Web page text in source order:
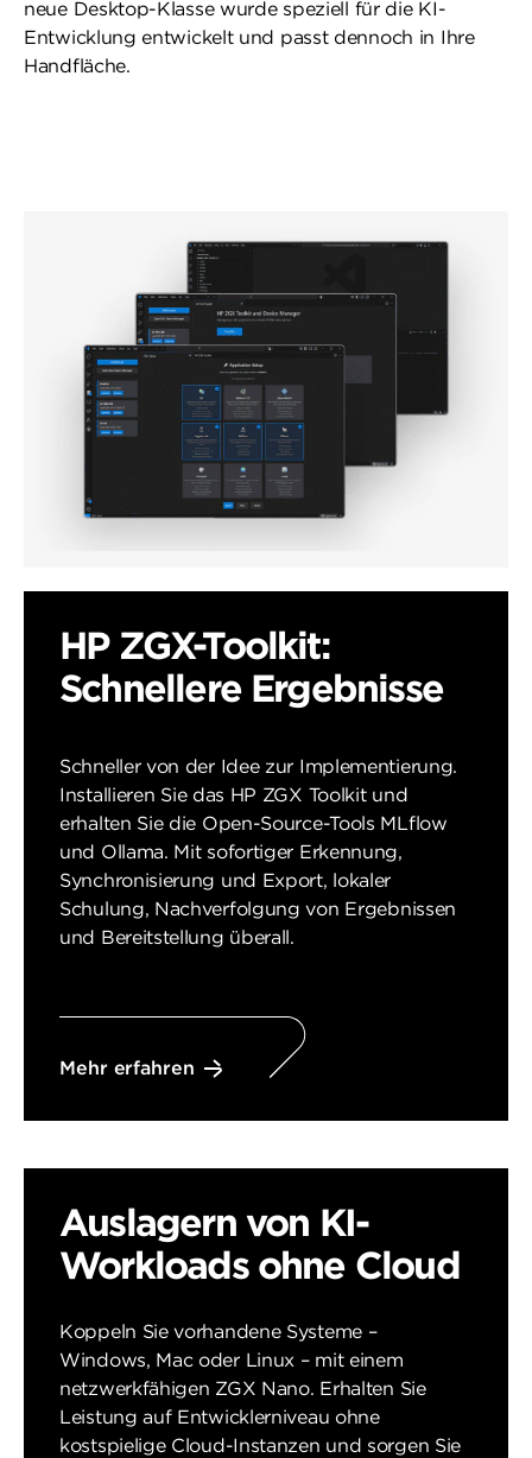
neue Desktop-Klasse wurde speziell für die KI-
Entwicklung entwickelt und passt dennoch in Ihre
Handfläche.
HP ZGX-Toolkit:
Schnellere Ergebnisse
Schneller von der Idee zur Implementierung.
Installieren Sie das HP ZGX Toolkit und
erhalten Sie die Open-Source-Tools MLflow
und Ollama. Mit sofortiger Erkennung,
Synchronisierung und Export, lokaler
Schulung, Nachverfolgung von Ergebnissen
und Bereitstellung überall.
Mehr erfahren
Auslagern von KI-
Workloads ohne Cloud
Koppeln Sie vorhandene Systeme –
Windows, Mac oder Linux – mit einem
netzwerkfähigen ZGX Nano. Erhalten Sie
Leistung auf Entwicklerniveau ohne
kostspielige Cloud-Instanzen und sorgen Sie